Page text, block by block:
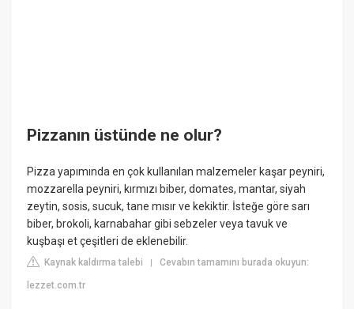
Pizzanın üstünde ne olur?
Pizza yapımında en çok kullanılan malzemeler kaşar peyniri,
mozzarella peyniri, kırmızı biber, domates, mantar, siyah
zeytin, sosis, sucuk, tane mısır ve kekiktir. İsteğe göre sarı
biber, brokoli, karnabahar gibi sebzeler veya tavuk ve
kuşbaşı et çeşitleri de eklenebilir.
Kaynak kaldırma talebi |Cevabın tamamını burada okuyun:
lezzet.com.tr